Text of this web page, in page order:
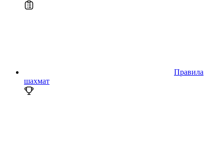
Правила
шахмат